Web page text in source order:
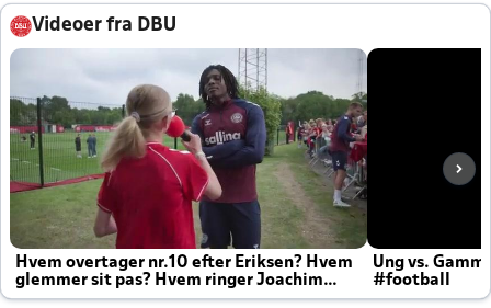
Videoer fra DBU
Hvem overtager nr.10 efter Eriksen? Hvem
glemmer sit pas? Hvem ringer Joachim
altid til efter kampe?
Ung vs.
#football